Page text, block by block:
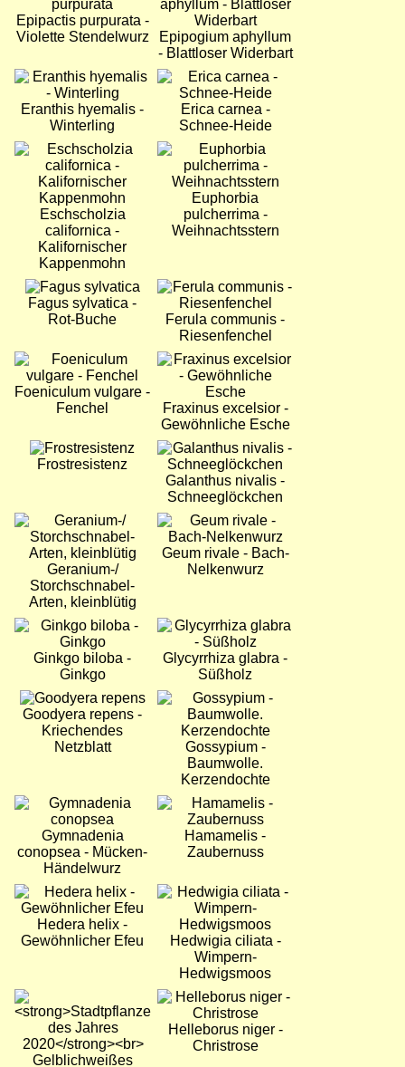
Epipactis purpurata -
Violette Stendelwurz
Epipogium aphyllum
- Blattloser Widerbart
Bild
Eranthis hyemalis -
Winterling
Bild
Erica carnea -
Schnee-Heide
Bild
Eschscholzia
californica -
Kalifornischer
Kappenmohn
Bild
Euphorbia
pulcherrima -
Weihnachtsstern
Bild
Fagus sylvatica -
Rot-Buche
Bild
Ferula communis -
Riesenfenchel
Bild
Foeniculum vulgare -
Fenchel
Bild
Fraxinus excelsior -
Gewöhnliche Esche
Bild
Frostresistenz
Bild
Galanthus nivalis -
Schneeglöckchen
Bild
Geranium-/
Storchschnabel-
Arten, kleinblütig
Bild
Geum rivale - Bach-
Nelkenwurz
Bild
Ginkgo biloba -
Ginkgo
Bild
Glycyrrhiza glabra -
Süßholz
Bild
Goodyera repens -
Kriechendes
Netzblatt
Bild
Gossypium -
Baumwolle.
Kerzendochte
Bild
Gymnadenia
conopsea - Mücken-
Händelwurz
Bild
Hamamelis -
Zaubernuss
Bild
Hedera helix -
Gewöhnlicher Efeu
Bild
Hedwigia ciliata -
Wimpern-
Hedwigsmoos
Bild
Bild
Helleborus niger -
Christrose